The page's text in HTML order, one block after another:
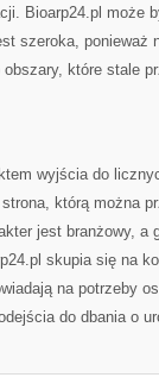
Bioarp24.pl może
szeroka, ponieważ
które stale
wyjścia do
którą można
jest branżowy, a
skupia się na
na potrzeby
do dbania o